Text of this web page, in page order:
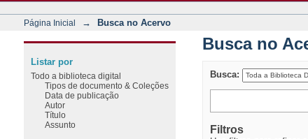
Página Inicial → Busca no Acervo
Busca no
Busca:
Filtros
Listar por
Todo a biblioteca digital
Tipos de documento & Coleções
Data de publicação
Autor
Título
Assunto